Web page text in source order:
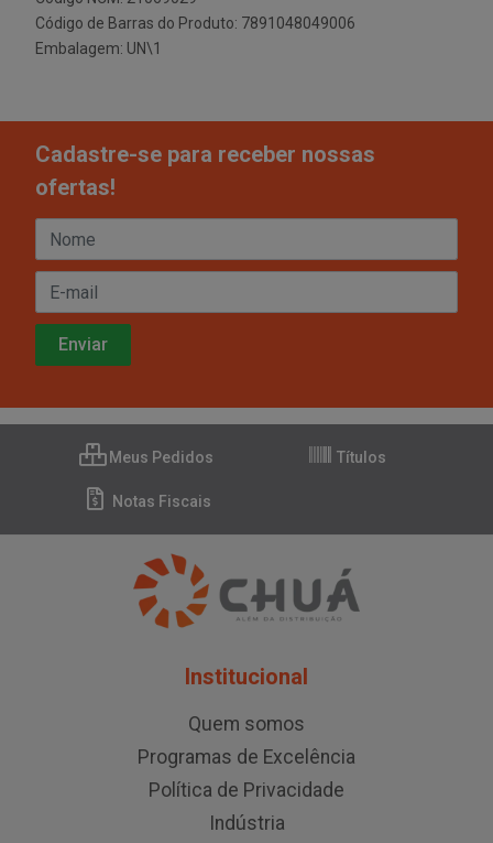
Código de Barras do Produto: 7891048049006
Embalagem: UN\1
Cadastre-se para receber nossas
ofertas!
Meus Pedidos Títulos
Notas Fiscais
Institucional
Quem somos
Programas de Excelência
Política de Privacidade
Indústria